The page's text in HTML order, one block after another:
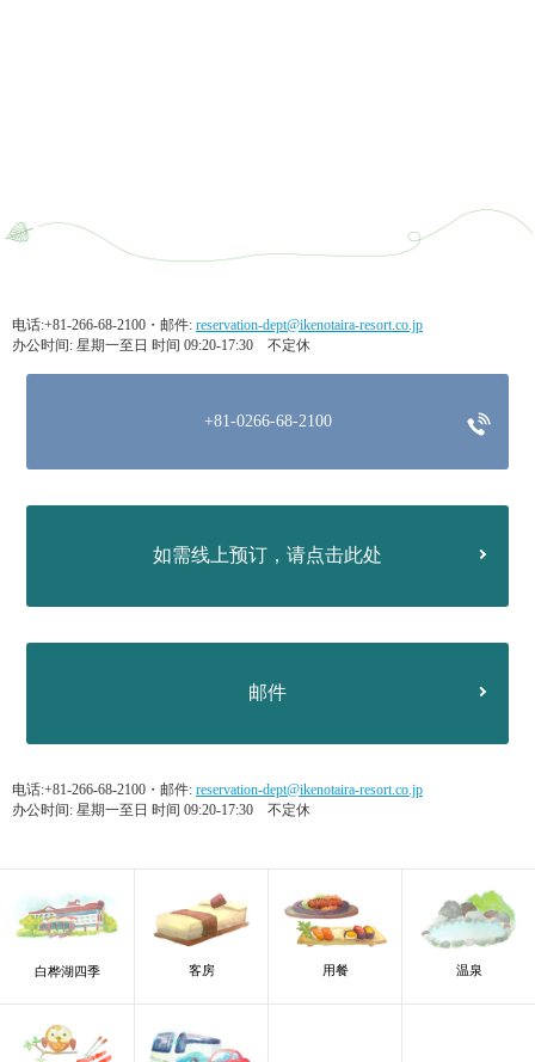
电话:+81-266-68-2100・邮件: reservation-dept@ikenotaira-resort.co.jp
办公时间: 星期一至日 时间 09:20-17:30 不定休
+81-0266-68-2100
如需线上预订，请点击此处
邮件
电话:+81-266-68-2100・邮件: reservation-dept@ikenotaira-resort.co.jp
办公时间: 星期一至日 时间 09:20-17:30 不定休
白桦湖四季 客房 用餐 温泉